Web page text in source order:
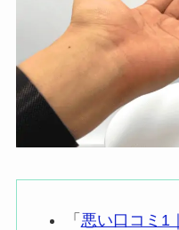
「 悪い口コミ1